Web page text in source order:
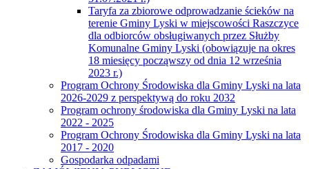
Taryfa za zbiorowe odprowadzanie ścieków na
terenie Gminy Lyski w miejscowości Raszczyce
dla odbiorców obsługiwanych przez Służby
Komunalne Gminy Lyski (obowiązuje na okres
18 miesięcy począwszy od dnia 12 września
2023 r.)
Program Ochrony Środowiska dla Gminy Lyski na lata
2026-2029 z perspektywą do roku 2032
Program ochrony środowiska dla Gminy Lyski na lata
2022 - 2025
Program Ochrony Środowiska dla Gminy Lyski na lata
2017 - 2020
Gospodarka odpadami